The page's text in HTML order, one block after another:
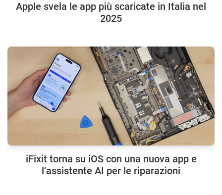
Apple svela le app più scaricate in Italia nel
2025
iFixit torna su iOS con una nuova app e
l’assistente AI per le riparazioni